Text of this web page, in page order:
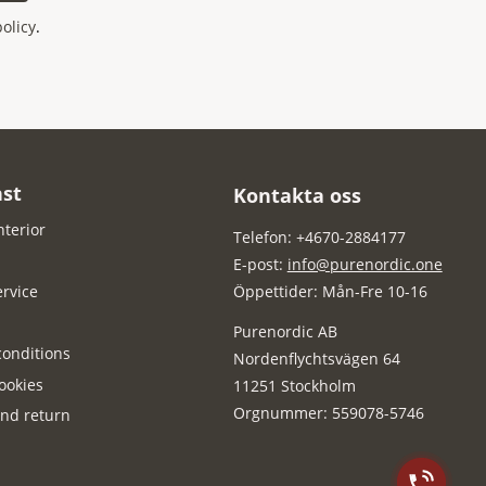
.
return
Kontakta oss
Telefon: +4670-2884177
E-post: info@purenordic.one
Öppettider: Mån-Fre 10-16
Purenordic AB
Nordenflychtsvägen 64
11251 Stockholm
Orgnummer: 559078-5746